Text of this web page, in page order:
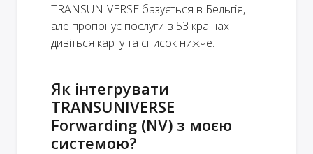
TRANSUNIVERSE базується в Бельгія,
але пропонує послуги в 53 країнах —
дивіться карту та список нижче.
Як інтегрувати
TRANSUNIVERSE
Forwarding (NV) з моєю
системою?